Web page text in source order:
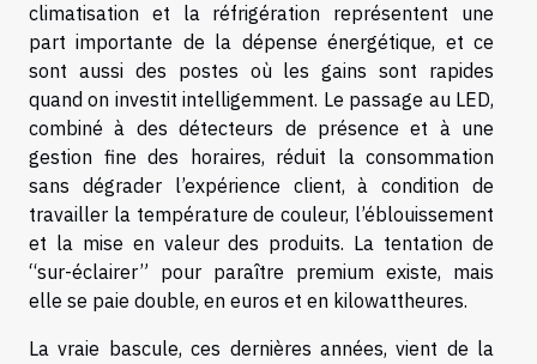
climatisation et la réfrigération représentent une
part importante de la dépense énergétique, et ce
sont aussi des postes où les gains sont rapides
quand on investit intelligemment. Le passage au LED,
combiné à des détecteurs de présence et à une
gestion fine des horaires, réduit la consommation
sans dégrader l’expérience client, à condition de
travailler la température de couleur, l’éblouissement
et la mise en valeur des produits. La tentation de
“sur-éclairer” pour paraître premium existe, mais
elle se paie double, en euros et en kilowattheures.
La vraie bascule, ces dernières années, vient de la